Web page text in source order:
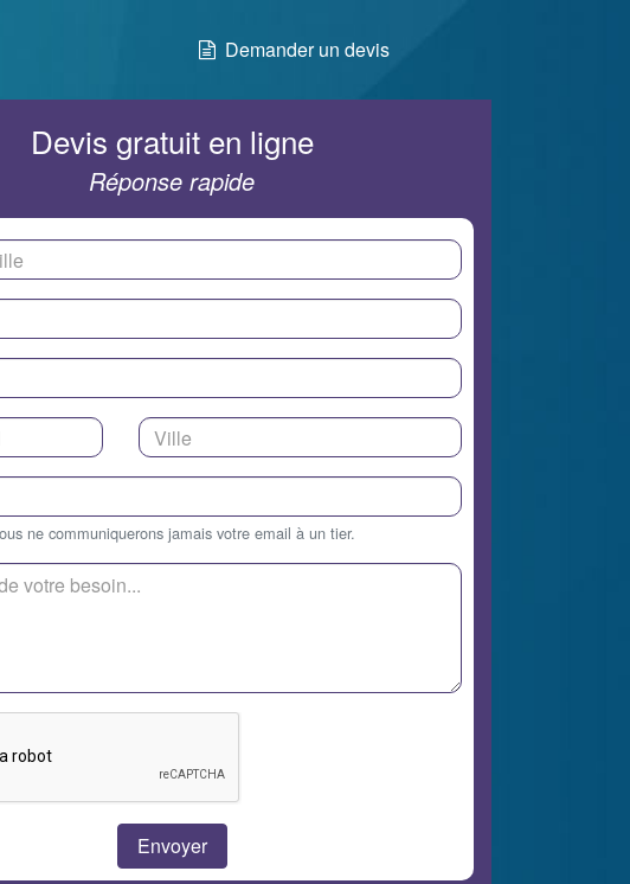
Demander un devis
Devis gratuit en ligne
Réponse rapide
ne communiquerons jamais votre email à un tier.